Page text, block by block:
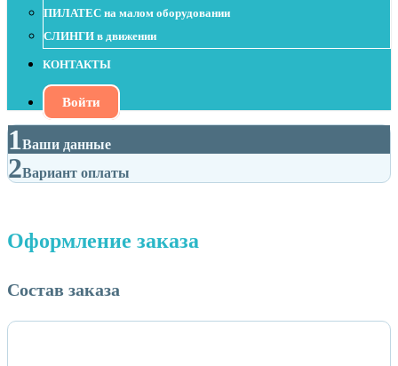
ПИЛАТЕС на малом оборудовании
СЛИНГИ в движении
КОНТАКТЫ
Войти
1Ваши данные
2Вариант оплаты
Оформление заказа
Состав заказа